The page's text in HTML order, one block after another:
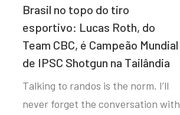
Brasil no topo do tiro
esportivo: Lucas Roth, do
Team CBC, é Campeão Mundial
de IPSC Shotgun na Tailândia
Talking to randos is the norm. I’ll
never forget the conversation with